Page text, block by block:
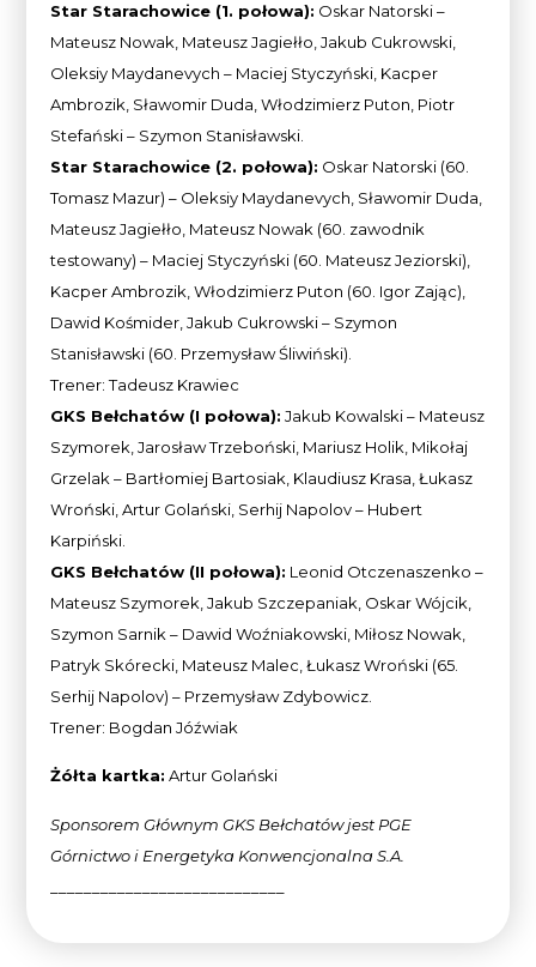
Star Starachowice (1. połowa): Oskar Natorski –
Mateusz Nowak, Mateusz Jagiełło, Jakub Cukrowski,
Oleksiy Maydanevych – Maciej Styczyński, Kacper
Ambrozik, Sławomir Duda, Włodzimierz Puton, Piotr
Stefański – Szymon Stanisławski.
Star Starachowice (2. połowa): Oskar Natorski (60.
Tomasz Mazur) – Oleksiy Maydanevych, Sławomir Duda,
Mateusz Jagiełło, Mateusz Nowak (60. zawodnik
testowany) – Maciej Styczyński (60. Mateusz Jeziorski),
Kacper Ambrozik, Włodzimierz Puton (60. Igor Zając),
Dawid Kośmider, Jakub Cukrowski – Szymon
Stanisławski (60. Przemysław Śliwiński).
Trener: Tadeusz Krawiec
GKS Bełchatów (I połowa): Jakub Kowalski – Mateusz
Szymorek, Jarosław Trzeboński, Mariusz Holik, Mikołaj
Grzelak – Bartłomiej Bartosiak, Klaudiusz Krasa, Łukasz
Wroński, Artur Golański, Serhij Napolov – Hubert
Karpiński.
GKS Bełchatów (II połowa): Leonid Otczenaszenko –
Mateusz Szymorek, Jakub Szczepaniak, Oskar Wójcik,
Szymon Sarnik – Dawid Woźniakowski, Miłosz Nowak,
Patryk Skórecki, Mateusz Malec, Łukasz Wroński (65.
Serhij Napolov) – Przemysław Zdybowicz.
Trener: Bogdan Jóźwiak
Żółta kartka: Artur Golański
Sponsorem Głównym GKS Bełchatów jest PGE
Górnictwo i Energetyka Konwencjonalna S.A.